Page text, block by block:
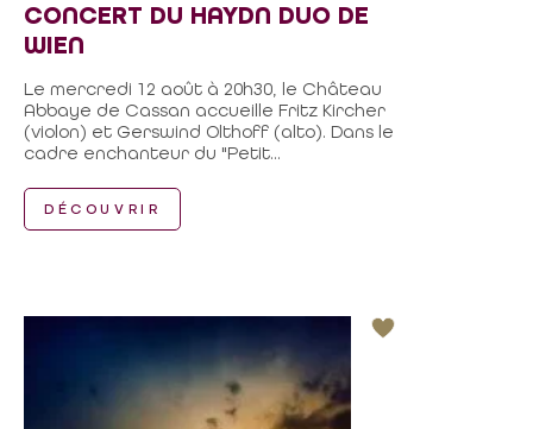
CONCERT DU HAYDN DUO DE
WIEN
Le mercredi 12 août à 20h30, le Château
Abbaye de Cassan accueille Fritz Kircher
(violon) et Gerswind Olthoff (alto). Dans le
cadre enchanteur du "Petit...
DÉCOUVRIR